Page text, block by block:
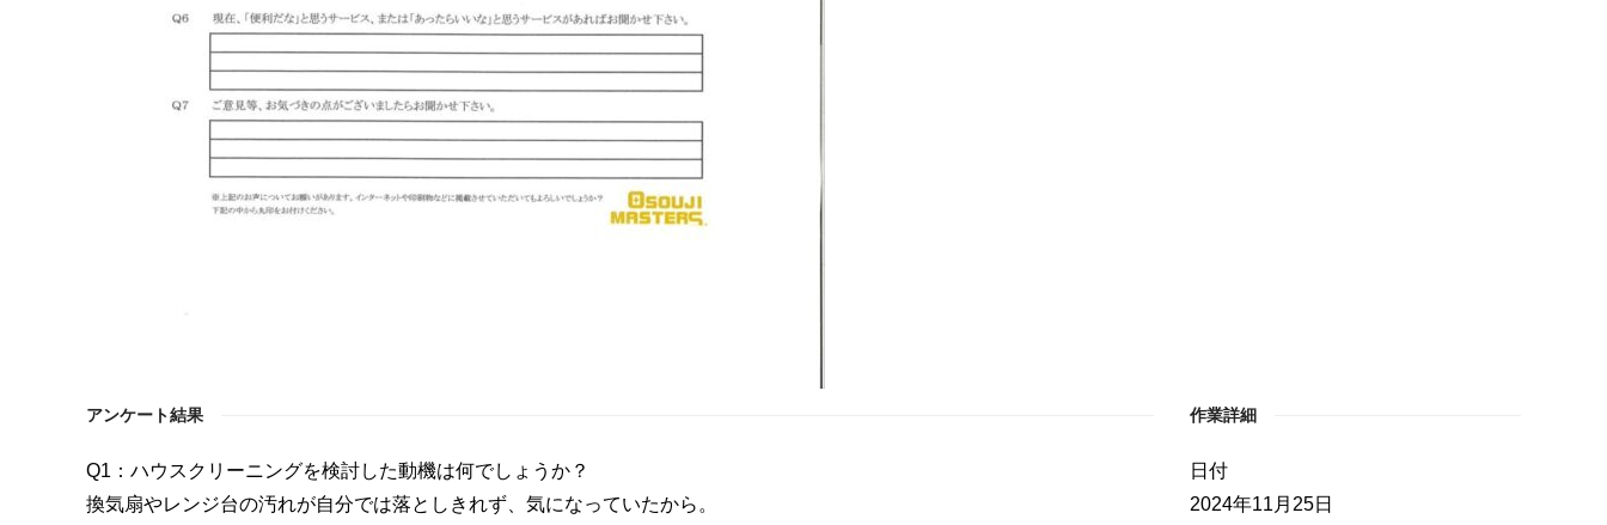
アンケート結果
Q1：ハウスクリーニングを検討した動機は何でしょうか？
換気扇やレンジ台の汚れが自分では落としきれず、気になっていたから。
作業詳細
日付
2024年11月25日